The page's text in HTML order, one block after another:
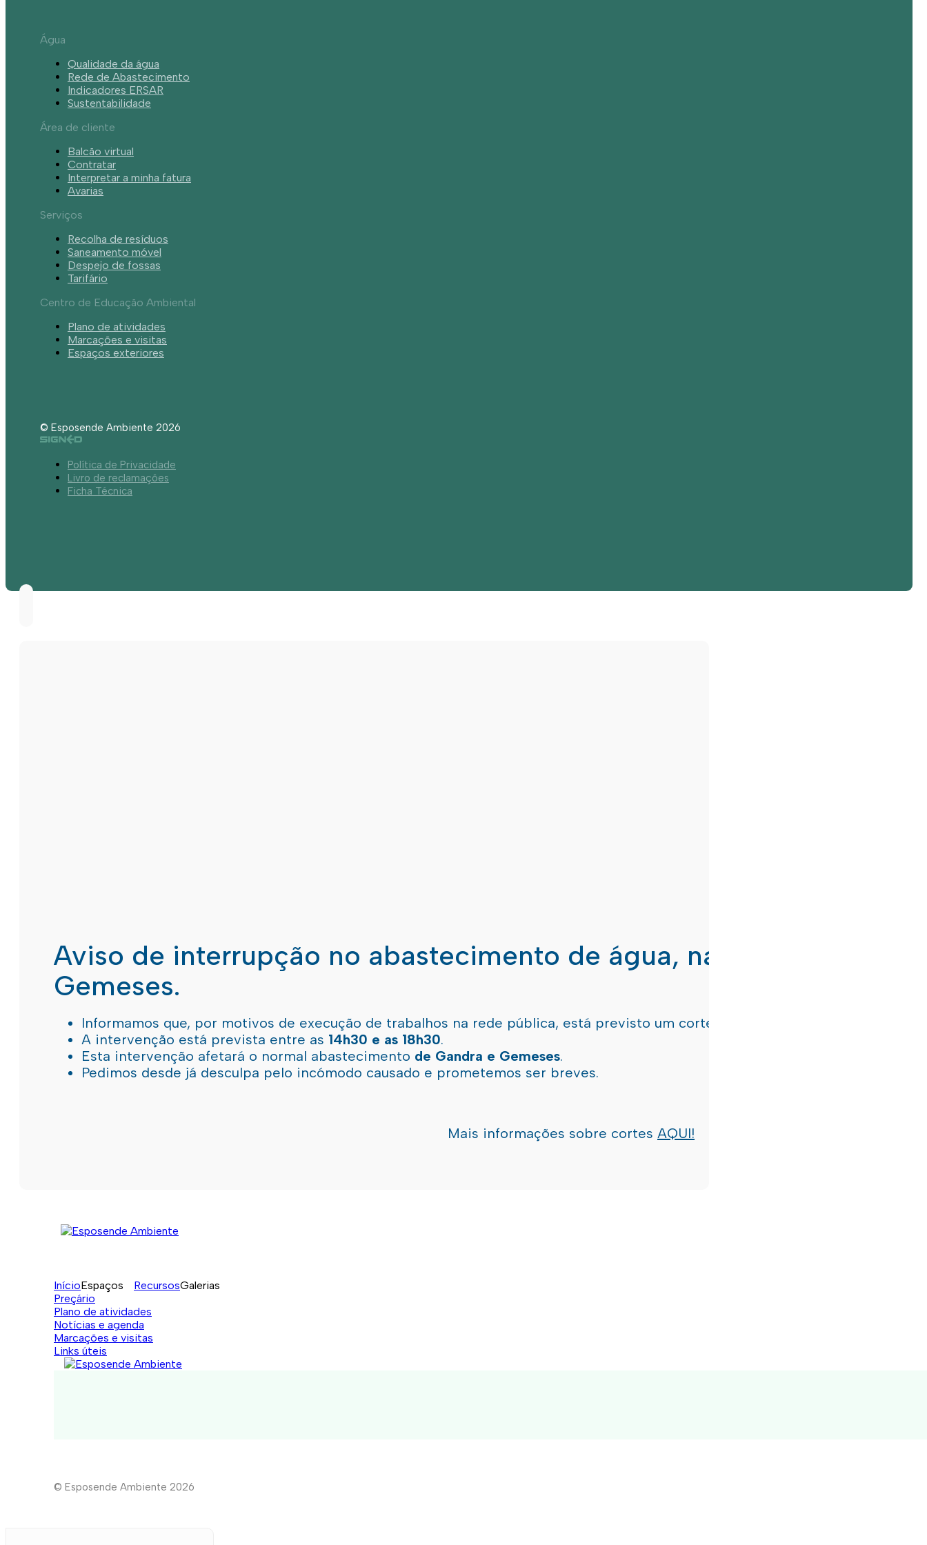
Água
Qualidade da água
Rede de Abastecimento
Indicadores ERSAR
Sustentabilidade
Área de cliente
Balcão virtual
Contratar
Interpretar a minha fatura
Avarias
Serviços
Recolha de resíduos
Saneamento móvel
Despejo de fossas
Tarifário
Centro de Educação Ambiental
Plano de atividades
Marcações e visitas
Espaços exteriores
© Esposende Ambiente 2026
Política de Privacidade
Livro de reclamações
Ficha Técnica
Aviso de interrupção no abastecimento de água, nas freguesias de
Gemeses.
Informamos que, por motivos de execução de trabalhos na rede pública, está previsto um corte de água
A intervenção está prevista entre as 14h30 e as 18h30.
Esta intervenção afetará o normal abastecimento de Gandra e Gemeses.
Pedimos desde já desculpa pelo incómodo causado e prometemos ser breves.
Mais informações sobre cortes AQUI!
InícioEspaços RecursosGalerias
Preçário
Plano de atividades
Notícias e agenda
Marcações e visitas
Links úteis
© Esposende Ambiente 2026